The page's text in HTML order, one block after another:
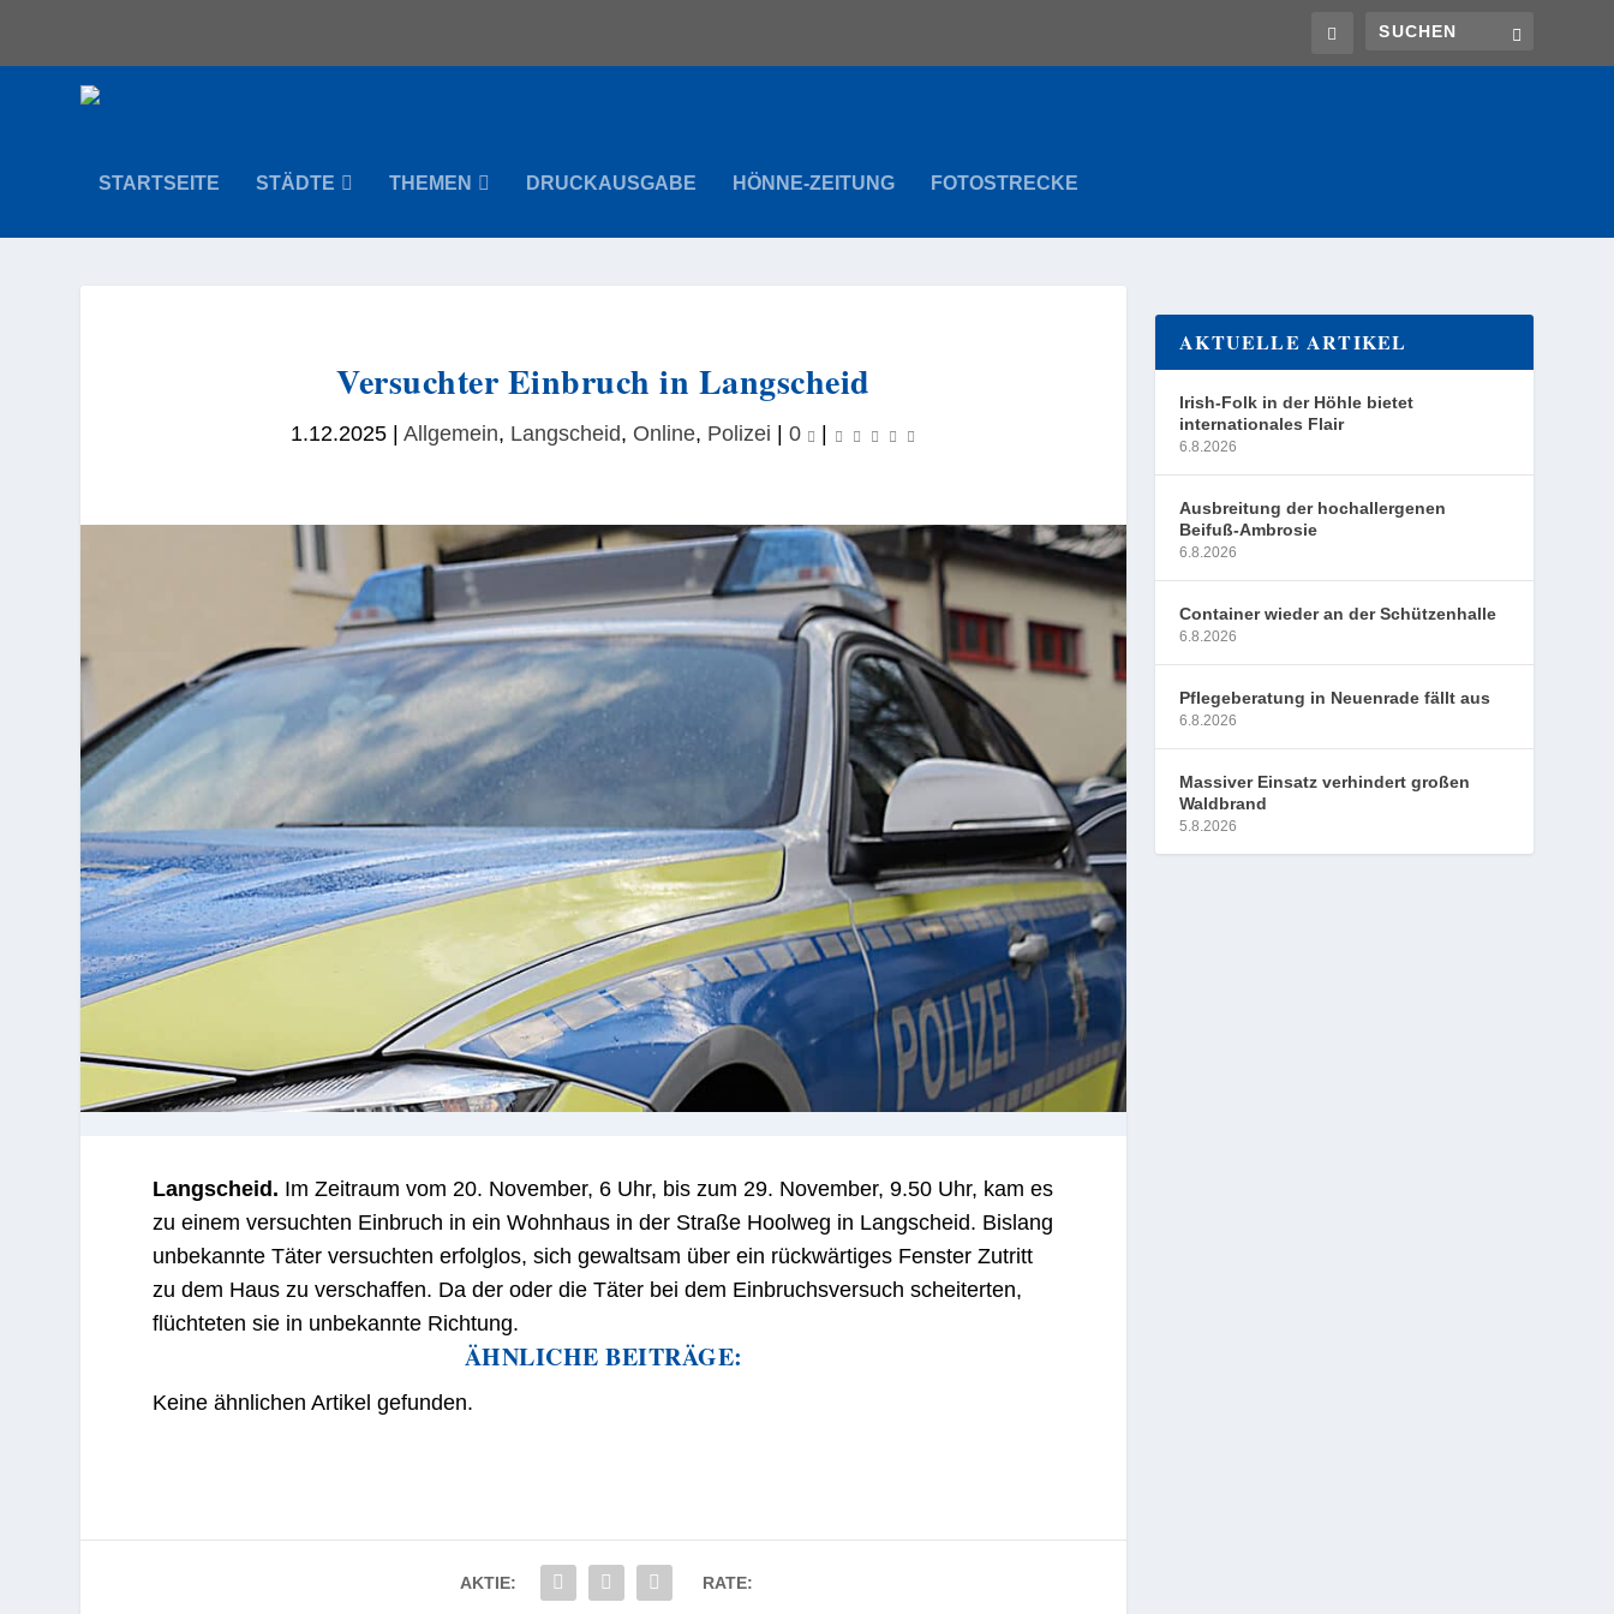
STARTSEITE STÄDTE THEMEN DRUCKAUSGABE HÖNNE-ZEITUNG FOTOSTRECKE
Versuchter Einbruch in Langscheid
1.12.2025| Allgemein, Langscheid, Online, Polizei 0
Langscheid. Im Zeitraum vom 20. November, 6 Uhr, bis zum 29. November, 9.50 Uhr, kam es
zu einem versuchten Einbruch in ein Wohnhaus in der Straße Hoolweg in Langscheid. Bislang
unbekannte Täter versuchten erfolglos, sich gewaltsam über ein rückwärtiges Fenster Zutritt
zu dem Haus zu verschaffen. Da der oder die Täter bei dem Einbruchsversuch scheiterten,
flüchteten sie in unbekannte Richtung.
ÄHNLICHE BEITRÄGE:
Keine ähnlichen Artikel gefunden.
AKTIE: RATE:
AKTUELLE ARTIKEL
Irish-Folk in der Höhle bietet
internationales Flair
6.8.2026
Ausbreitung der hochallergenen
Beifuß-Ambrosie
6.8.2026
Container wieder an der Schützenhalle
6.8.2026
Pflegeberatung in Neuenrade fällt aus
6.8.2026
Massiver Einsatz verhindert großen
Waldbrand
5.8.2026